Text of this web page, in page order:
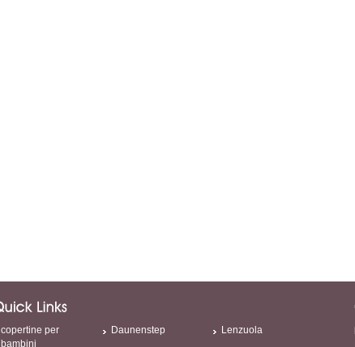
copertine per
bambini
Daunenstep Lenzuola